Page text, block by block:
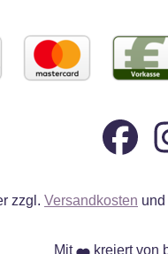
zzgl. Versandkosten
Mit kreiert von